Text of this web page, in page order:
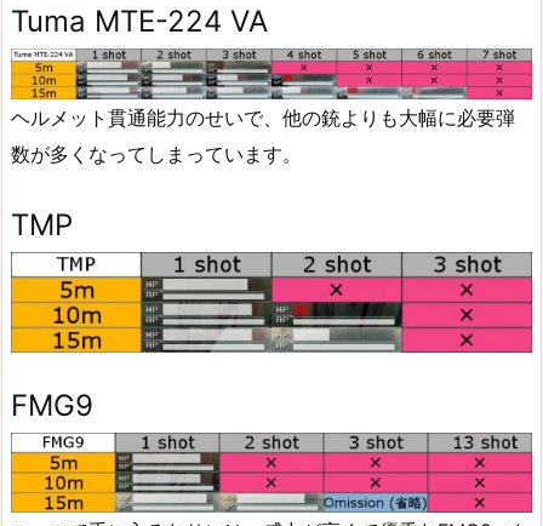
Tuma MTE-224 VA
ヘルメット貫通能力のせいで、他の銃よりも大幅に必要弾
数が多くなってしまっています。
TMP
FMG9